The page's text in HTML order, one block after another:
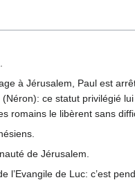
à Jérusalem, Paul est
ce statut privilégié
romains le libèrent sans
de Jérusalem.
l’Evangile de Luc: c’est